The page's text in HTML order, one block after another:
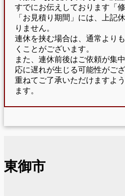
すでにお伝えしております「
「お見積り期間」には、上記
りません。
連休を挟む場合は、通常より
くことがございます。
また、連休前後はご依頼が集
応に遅れが生じる可能性がござ
重ねてご了承いただけますよ
ます。
東御市